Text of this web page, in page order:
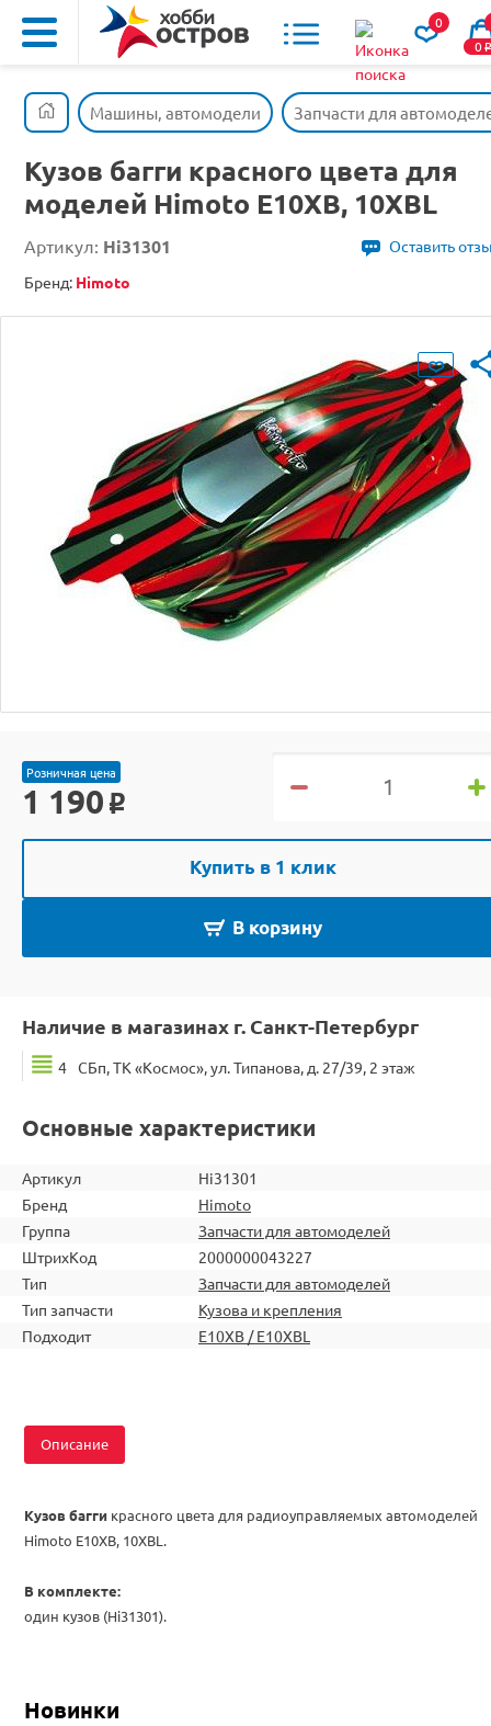
0
0o
Машины, автомодели Запчасти для
Кузов багги красного цвета для
моделей Himoto E10XB, 10XBL
Артикул: Hi31301
Оставить
Бренд: Himoto
Розничная цена
1 190 o
Купить в 1 клик
В корзину
Наличие в магазинах г. Санкт-Петербург
4 СБп, ТК «Космос», ул. Типанова, д. 27/39, 2 этаж
Основные характеристики
Артикул
Hi31301
Бренд
Himoto
Группа
Запчасти для автомоделей
ШтрихКод
2000000043227
Тип
Запчасти для автомоделей
Тип запчасти
Кузова и крепления
Подходит
E10XB / E10XBL
Описание
Кузов багги красного цвета для радиоуправляемых автомоделей
Himoto E10XB, 10XBL.
В комплекте:
один кузов (Hi31301).
Новинки